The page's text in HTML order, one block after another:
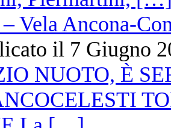
Vela Ancona-
il 7 Giugno